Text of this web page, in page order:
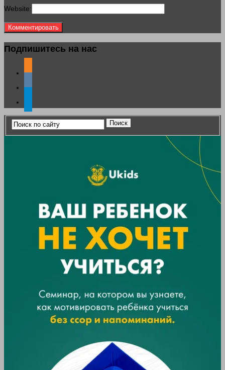
Website:
Подпишитесь на нас